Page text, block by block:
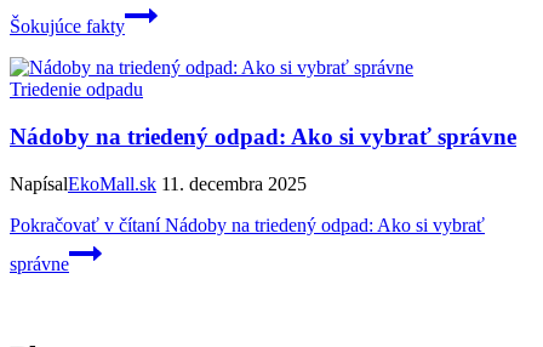
Šokujúce fakty
Triedenie odpadu
Nádoby na triedený odpad: Ako si vybrať správne
NapísalEkoMall.sk 11. decembra 2025
Pokračovať v čítaníNádoby na triedený odpad: Ako si vybrať
správne